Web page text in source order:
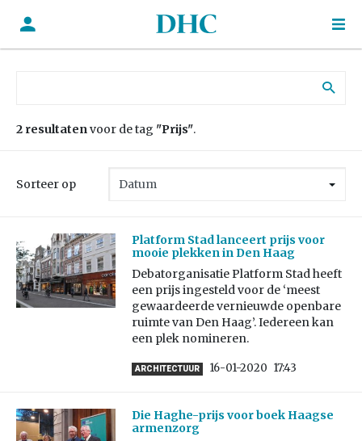
2 resultatenvoor de tag "Prijs".
Sorteer op
Platform Stad lanceert prijs voor
mooie plekken in Den Haag
Debatorganisatie Platform Stad heeft
een prijs ingesteld voor de ‘meest
gewaardeerde vernieuwde openbare
ruimte van Den Haag’. Iedereen kan
een plek nomineren.
ARCHITECTUUR 16-01-2020 17:43
Die Haghe-prijs voor boek Haagse
armenzorg